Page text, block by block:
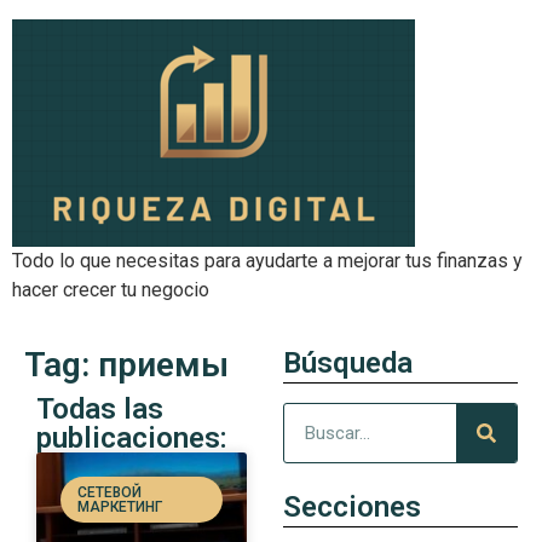
Todo lo que necesitas para ayudarte a mejorar tus finanzas y
hacer crecer tu negocio
Tag: приемы
Todas las
publicaciones:
СЕТЕВОЙ
МАРКЕТИНГ
Búsqueda
Secciones